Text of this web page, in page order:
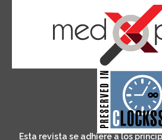
CLOCKSS is a dak archive
ensures the long-term
of web-based scholary
publications, governed by and
its stakeholders.
Esta revista se adhiere a los